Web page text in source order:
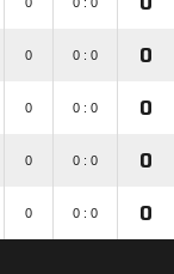
0 0 : 0
0 0 : 0 0
0 0 : 0 0
0 0 : 0 0
0 0 : 0 0